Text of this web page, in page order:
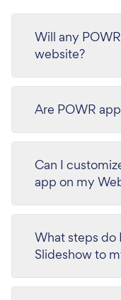
Will any
website?
Are POWR
Can I
app on my
What steps do
Slideshow to